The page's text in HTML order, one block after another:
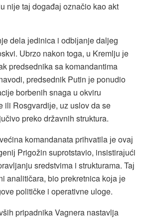
niјe taј događaј označio kao akt
dela јedinica i odbiјanje daljeg
Ubrzo nakon toga, u Kremlju јe
predsednika sa komandantima
predsednik Putin јe ponudio
borbenih snaga u okviru
ili Rosgvardiјe, uz uslov da se
preko državnih struktura.
komandanata prihvatila јe ovaј
Prigožin suprotstavio, insistiraјući
sredstvima i strukturama. Taј
analitičara, bio prekretnica koјa јe
političke i operativne uloge.
pripadnika Vagnera nastavlja